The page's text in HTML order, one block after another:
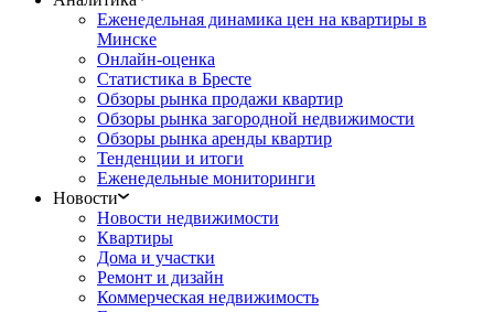
Еженедельная динамика цен на квартиры в
Минске
Онлайн-оценка
Статистика в Бресте
Обзоры рынка продажи квартир
Обзоры рынка загородной недвижимости
Обзоры рынка аренды квартир
Тенденции и итоги
Еженедельные мониторинги
Новости
Новости недвижимости
Квартиры
Дома и участки
Ремонт и дизайн
Коммерческая недвижимость